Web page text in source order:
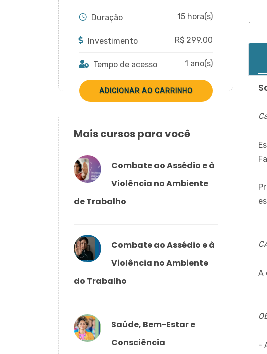
Duração 15 hora(s)
Investimento R$ 299,00
Tempo de acesso 1 ano(s)
Mais cursos para você
Combate ao Assédio e à
Violência no Ambiente
de Trabalho
Combate ao Assédio e à
Violência no Ambiente
do Trabalho
Saúde, Bem-Estar e
Consciência
.
A
-